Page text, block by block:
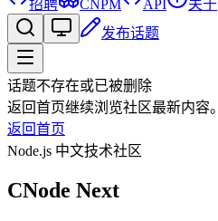
招聘 CNPM API
关于
发布话题
话题不存在或已被删除
返回首页继续浏览社区最新内容。
返回首页
Node.js 中文技术社区
CNode Next